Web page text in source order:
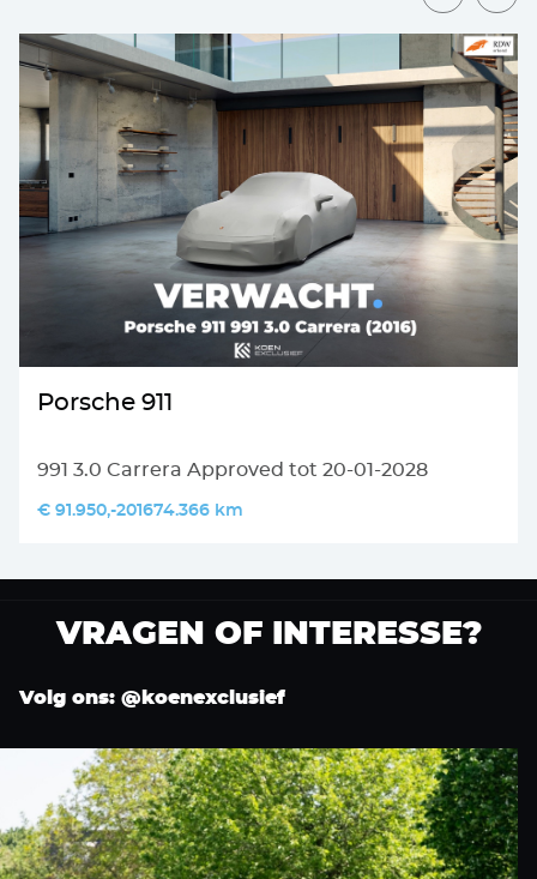
Porsche 911
991 3.0 Carrera Approved tot 20-01-2028
€ 91.950,-201674.366 km
VRAGEN OF INTERESSE?
Volg ons: @koenexclusief